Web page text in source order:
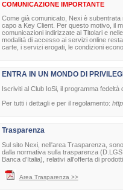
COMUNICAZIONE IMPORTANTE
Come già comunicato, Nexi è
capo a Key Client. Per questo motivo, il
comunicazioni indirizzate ai Titolari e
modalità di accesso ai servizi online
carte, i servizi erogati, le condizioni
ENTRA IN UN MONDO DI
Iscriviti al Club IoSi, il programma
Per tutti i dettagli e per il regolamento:
Trasparenza
Sul sito Nexi, nell'area Trasparenza,
dalla normativa sulla trasparenza
Banca d’Italia), relativi all'offerta di
Area Trasparenza >>